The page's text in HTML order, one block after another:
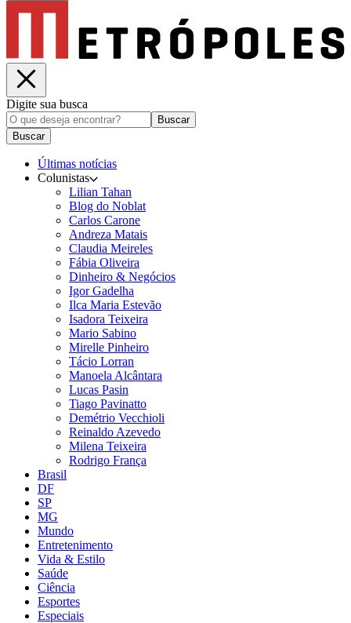
Digite sua busca
Buscar
Buscar
Últimas notícias
Colunistas
Lilian Tahan
Blog do Noblat
Carlos Carone
Andreza Matais
Claudia Meireles
Fábia Oliveira
Dinheiro & Negócios
Igor Gadelha
Ilca Maria Estevão
Isadora Teixeira
Mario Sabino
Mirelle Pinheiro
Tácio Lorran
Manoela Alcântara
Lucas Pasin
Tiago Pavinatto
Demétrio Vecchioli
Reinaldo Azevedo
Milena Teixeira
Rodrigo França
Brasil
DF
SP
MG
Mundo
Entretenimento
Vida & Estilo
Saúde
Ciência
Esportes
Especiais